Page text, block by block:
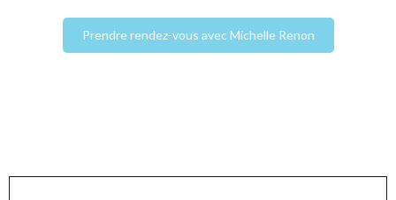
Prendre rendez-vous avec Michelle Renon